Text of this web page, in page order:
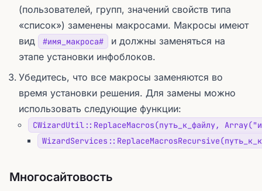
(пользователей, групп, значений свойств типа
«список») заменены макросами. Макросы имеют
вид
#имя_макроса#
и должны заменяться на
этапе установки инфоблоков.
Убедитесь, что все макросы заменяются во
время установки решения. Для замены можно
использовать следующие функции:
CWizardUtil::ReplaceMacros(путь_к_файлу,
Многосайтовость